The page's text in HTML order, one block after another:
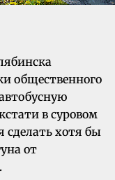
общественного
в суровом
сделать хотя бы
от